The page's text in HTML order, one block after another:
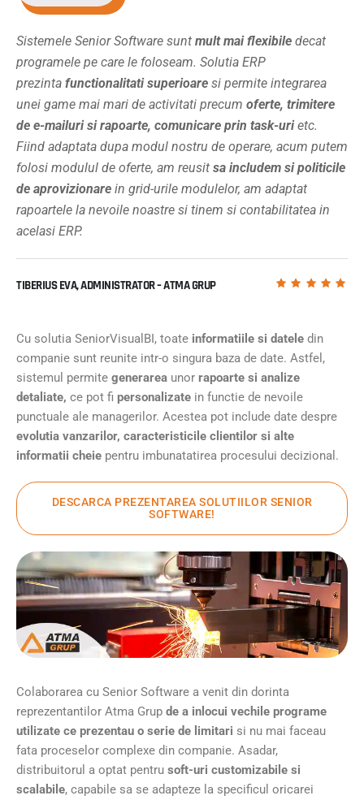
Sistemele Senior Software sunt mult mai flexibile decat
programele pe care le foloseam. Solutia ERP
prezinta functionalitati superioare si permite integrarea
unei game mai mari de activitati precum oferte, trimitere
de e-mailuri si rapoarte, comunicare prin task-urietc.
Fiind adaptata dupa modul nostru de operare, acum putem
folosi modulul de oferte, am reusit sa includem si politicile
de aprovizionare in grid-urile modulelor, am adaptat
rapoartele la nevoile noastre si tinem si contabilitatea in
acelasi ERP.
TIBERIUS EVA, ADMINISTRATOR – ATMA GRUP
Cu solutia SeniorVisualBI, toate informatiile si datele din
companie sunt reunite intr-o singura baza de date. Astfel,
sistemul permite generarea unor rapoarte si analize
detaliate, ce pot fi personalizate in functie de nevoile
punctuale ale managerilor. Acestea pot include date despre
evolutia vanzarilor, caracteristicile clientilor si alte
informatii cheie pentru imbunatatirea procesului decizional.
DESCARCA PREZENTAREA SOLUTIILOR SENIOR
SOFTWARE!
Colaborarea cu Senior Software a venit din dorinta
reprezentantilor Atma Grup de a inlocui vechile programe
utilizate ce prezentau o serie de limitari si nu mai faceau
fata proceselor complexe din companie. Asadar,
distribuitorul a optat pentru soft-uri customizabile si
scalabile, capabile sa se adapteze la specificul oricarei